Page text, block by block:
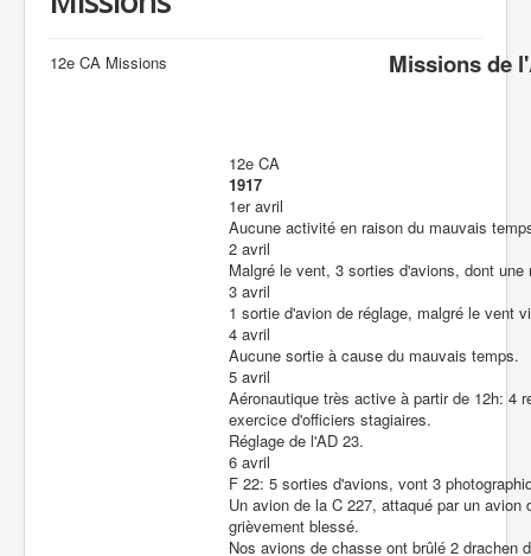
Escadrilles
Organisation
12e CA Missions Missions de
12e CA
1917
1er avril
Aucune activité en raison du mauvais
2 avril
Malgré le vent, 3 sorties d'avions, dont
3 avril
1 sortie d'avion de réglage, malgré le vent
4 avril
Aucune sortie à cause du mauvais temps.
5 avril
Aéronautique très active à partir de 12h: 4
exercice d'officiers stagiaires.
Réglage de l'AD 23.
6 avril
F 22: 5 sorties d'avions, vont 3
Un avion de la C 227, attaqué par un
grièvement blessé.
Nos avions de chasse ont brûlé 2 drachen